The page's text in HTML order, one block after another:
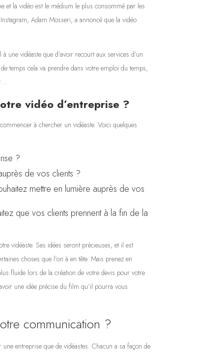
et la vidéo est le médium le plus consommé par les
Adam Mosseri, a annoncé que la vidéo
une vidéaste que d’avoir recourt aux services d’un
temps cela va prendre dans votre emploi du temps,
vidéo d’entreprise ?
à chercher un vidéaste. Voici quelques
?
de vos clients ?
mettre en lumière auprès de vos
que vos clients prennent à la fin de la
vidéaste. Ses idées seront précieuses, et il est
choses que l’on à en tête. Mais prenez en
fluide lors de la création de votre devis pour votre
une idée précise du film qu’il pourra vous
communication ?
entreprise que de vidéastes. Chacun a sa façon de